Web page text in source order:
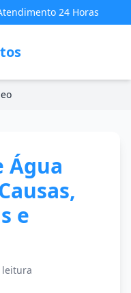
24 Horas
Água
e